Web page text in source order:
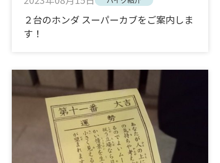
２台のホンダ スーパーカブをご案内しま
す！